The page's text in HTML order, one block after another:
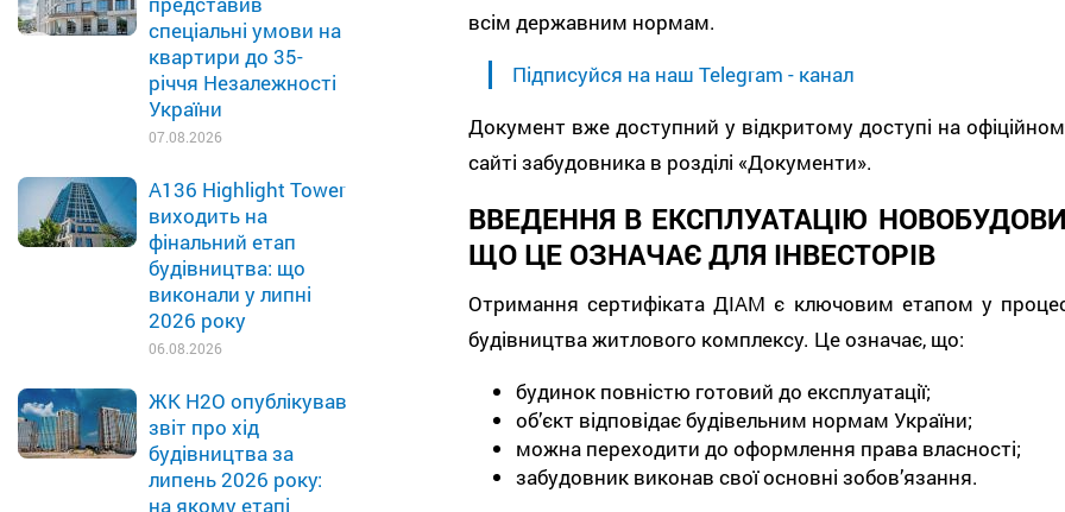
спеціальні умови на
квартири до 35-
річчя Незалежності
України
07.08.2026
A136 Highlight Tower
виходить на
фінальний етап
будівництва: що
виконали у липні
2026 року
06.08.2026
ЖК H2O опублікував
звіт про хід
будівництва за
липень 2026 року:
на якому етапі
всім державним нормам.
Підписуйся на наш Telegram - канал
Документ вже доступний у відкритому доступі на
сайті забудовника в розділі «Документи».
ВВЕДЕННЯ В ЕКСПЛУАТАЦІЮ
ЩО ЦЕ ОЗНАЧАЄ ДЛЯ ІНВЕСТОРІВ
Отримання сертифіката ДІАМ є ключовим етапом у
будівництва житлового комплексу. Це означає, що:
будинок повністю готовий до експлуатації;
об’єкт відповідає будівельним нормам України;
можна переходити до оформлення права власності;
забудовник виконав свої основні зобов’язання.